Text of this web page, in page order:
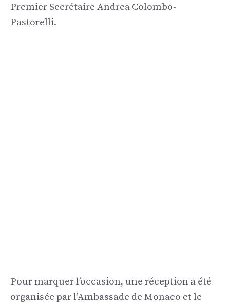
Premier Secrétaire Andrea Colombo-
Pastorelli.
Pour marquer l’occasion, une réception a été
organisée par l’Ambassade de Monaco et le